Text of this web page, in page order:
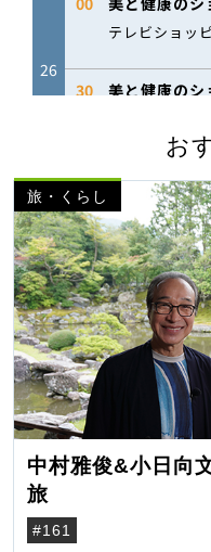
お
旅・くらし
中村雅俊&小日向
旅
#161